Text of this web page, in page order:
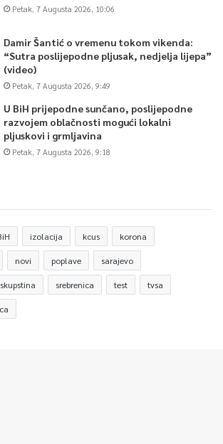
Petak, 7 Augusta 2026, 10:06
Damir Šantić o vremenu tokom vikenda:
“Sutra poslijepodne pljusak, nedjelja lijepa”
(video)
Petak, 7 Augusta 2026, 9:49
U BiH prijepodne sunčano, poslijepodne
razvojem oblačnosti mogući lokalni
pljuskovi i grmljavina
Petak, 7 Augusta 2026, 9:18
izolacija kcus korona
novi poplave sarajevo
skupstina srebrenica test tvsa